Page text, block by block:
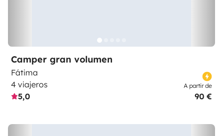
Camper gran volumen
Fátima
4 viajeros
5,0
A partir de
90 €